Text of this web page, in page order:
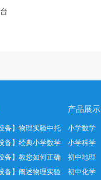
备】物理实验中托
备】经典小学数学
备】教您如何正确
备】阐述物理实验
产品展示
小学数学
小学科学
初中地理
初中化学